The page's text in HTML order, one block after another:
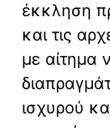
έκκληση
και τις
με αίτημα
ισχυρού